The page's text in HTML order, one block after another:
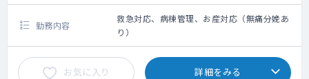
勤務内容
救急対応、病棟管理、お産対応（無痛分娩あ
り）
お気に入り 詳細をみる